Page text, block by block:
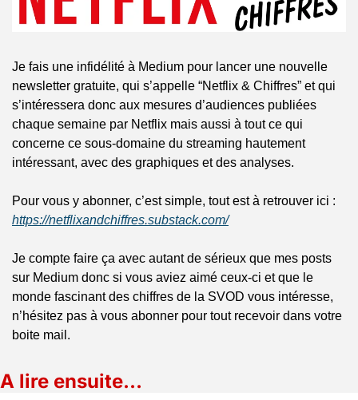
Je fais une infidélité à Medium pour lancer une nouvelle
newsletter gratuite, qui s’appelle “Netflix & Chiffres” et qui
s’intéressera donc aux mesures d’audiences publiées
chaque semaine par Netflix mais aussi à tout ce qui
concerne ce sous-domaine du streaming hautement
intéressant, avec des graphiques et des analyses.
https://netflixandchiffres.substack.com/
Je compte faire ça avec autant de sérieux que mes posts
sur Medium donc si vous aviez aimé ceux-ci et que le
monde fascinant des chiffres de la SVOD vous intéresse,
n’hésitez pas à vous abonner pour tout recevoir dans votre
boite mail.
A lire ensuite…